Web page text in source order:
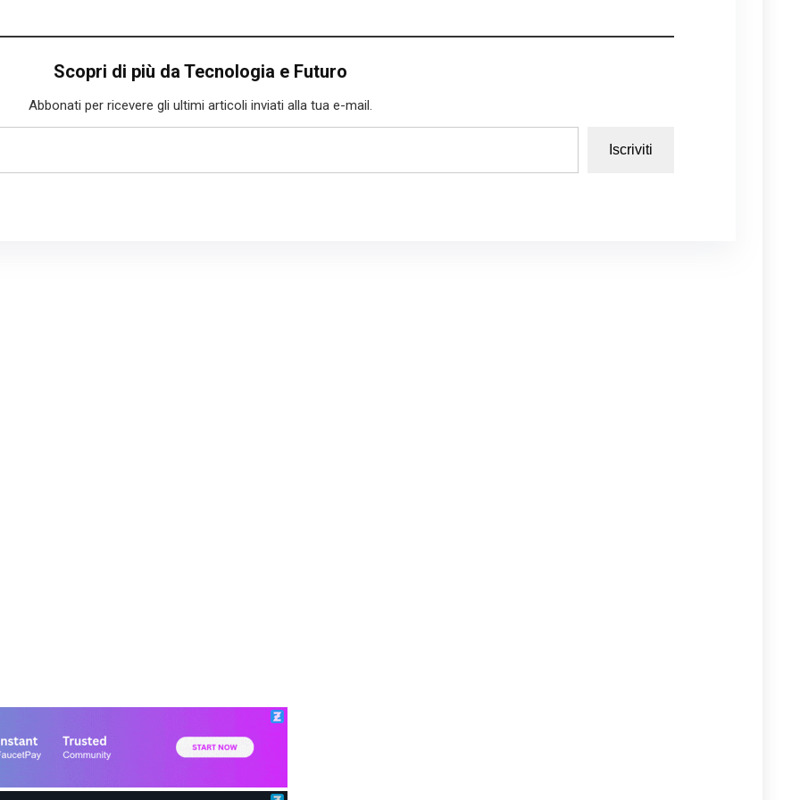
Scopri di più da Tecnologia e Futuro
Abbonati per ricevere gli ultimi articoli inviati alla tua e-mail.
Iscriviti